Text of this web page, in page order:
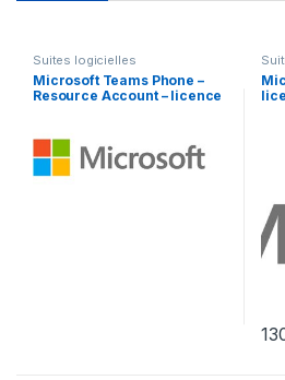
Suites logicielles
Microsoft Teams Phone –
Resource Account – licence